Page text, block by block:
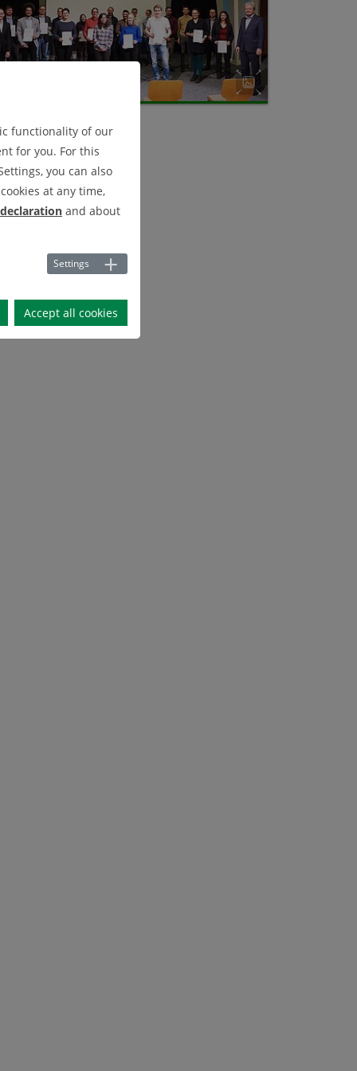
functionality of our
for you. For this
you can also
at any time,
and about
Settings
Accept all cookies